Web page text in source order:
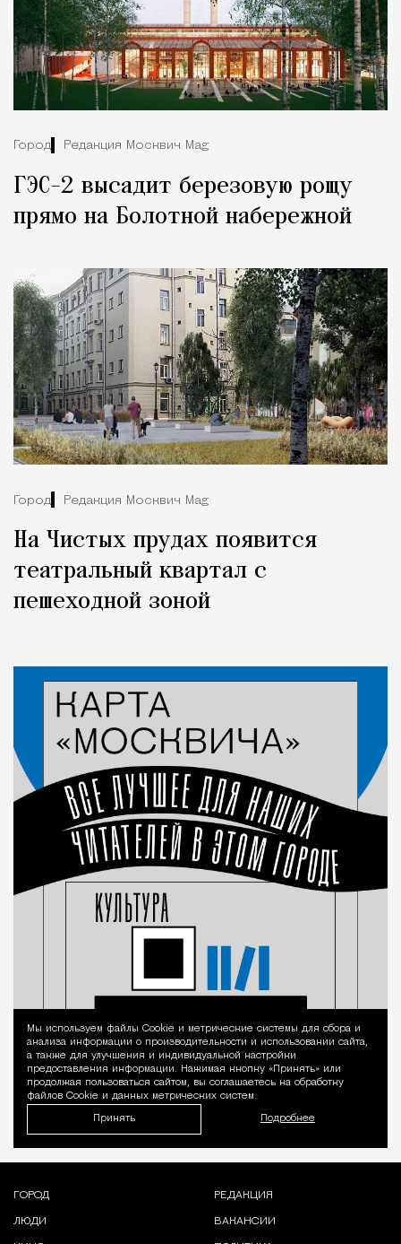
Город Редакция Москвич Mag
ГЭС-2 высадит березовую рощу
прямо на Болотной набережной
Город Редакция Москвич Mag
На Чистых прудах появится
театральный квартал с
пешеходной зоной
Уведомление
Мы используем файлы Сookie и метрические системы для сбора и
анализа информации о производительности и использовании сайта,
а также для улучшения и индивидуальной настройки
предоставления информации. Нажимая кнопку «Принять» или
продолжая пользоваться сайтом, вы соглашаетесь на обработку
файлов Cookie и данных метрических систем.
Принять Подробнее
ГОРОД
ЛЮДИ
РЕДАКЦИЯ
ВАКАНСИИ